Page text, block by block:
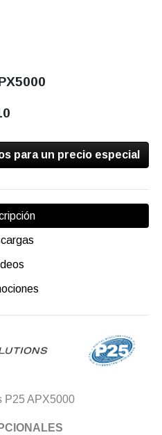
para un precio especial
P25 APX5000